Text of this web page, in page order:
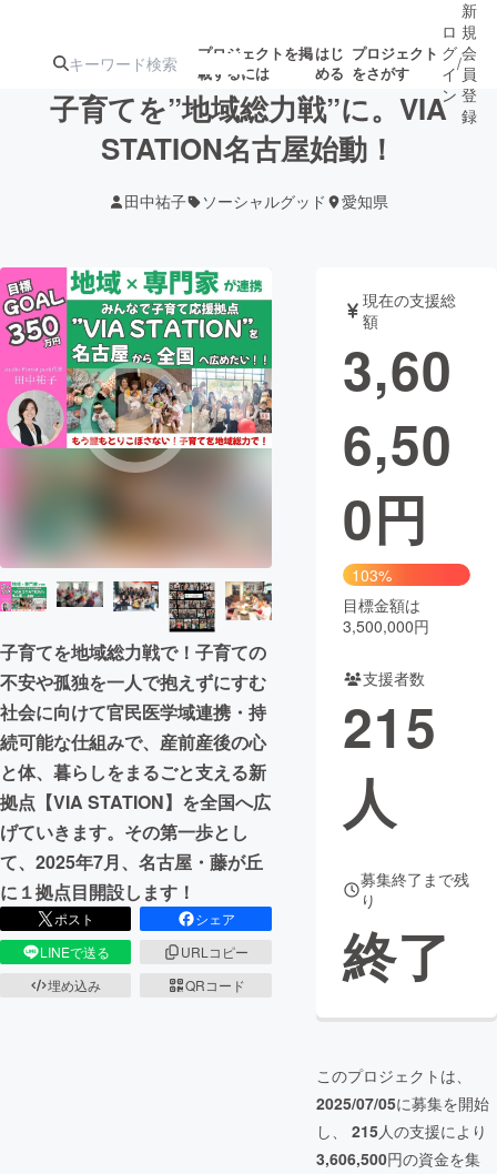
プロジェクトを掲
載するには
はじ
める
プロジェクト
をさがす
注目のリ
ターン
ジェクト
募集終了が近いプ
ロジェクト
アート・写真 音楽
テクノロジー・ガジェット ゲーム・サ
映像・映画
ビジネス・起業
まちづくり・地域活性化
CAMPFIRE for Social Good CAMPFIRE Creation
CAMPFIREふるさと納税
コミュニティ
ロ
グ
イ
ン
/
新
規
会
員
登
録
子育てを”地域総力戦”に。VIA
STATION名古屋始動！
田中祐子 ソーシャルグッド 愛知県
子育てを地域総力戦で！子育ての
不安や孤独を一人で抱えずにすむ
社会に向けて官民医学域連携・持
続可能な仕組みで、産前産後の心
と体、暮らしをまるごと支える新
拠点【VIA STATION】を全国へ広
げていきます。その第一歩とし
て、2025年7月、名古屋・藤が丘
に１拠点目開設します！
ポスト
シェア
LINEで送る
URLコピー
埋め込み
QRコード
現在の支援総
額
3,60
6,50
0円
103%
目標金額は
3,500,000円
支援者数
215
人
募集終了まで残
り
終了
このプロジェクトは、
2025/07/05に募集を開始
し、 215人の支援により
3,606,500円の資金を集